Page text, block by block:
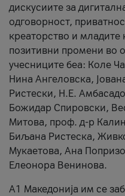
дискусиите за
одговорност,
креаторство и младите
позитивни промени во
учесниците беа: Коле
Нина Ангеловска,
Ристески, Н.Е.
Божидар Спировски,
Митова, проф. д-р
Биљана Ристеска,
Мукаетова, Ана
Елеонора Венинова.
А1 Македонија им се